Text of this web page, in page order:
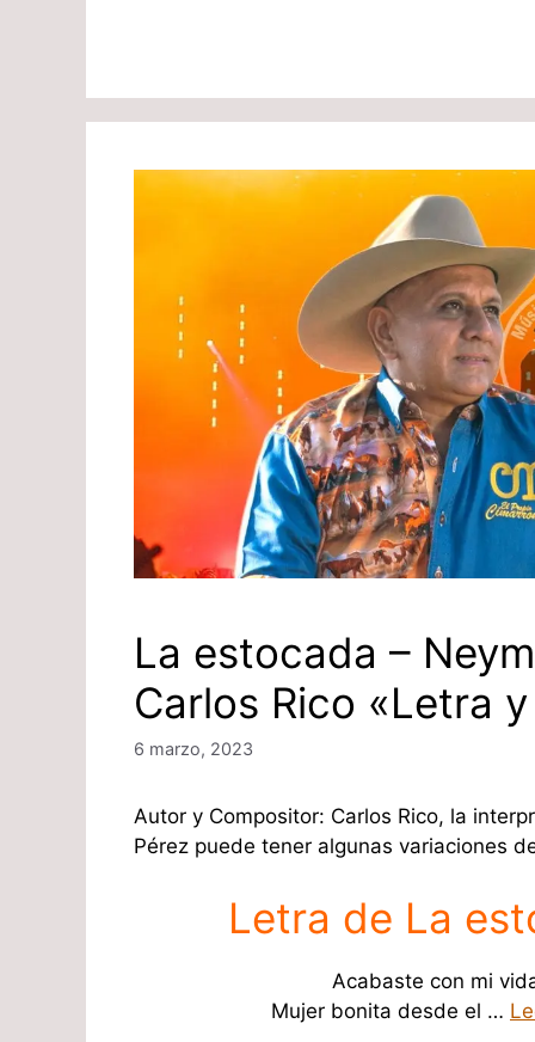
La estocada –
Carlos Rico «Letra
6 marzo, 2023
Autor y Compositor: Carlos Rico, la
Pérez puede tener algunas variaciones
Letra de La
Acabaste con mi
Mujer bonita desde el …